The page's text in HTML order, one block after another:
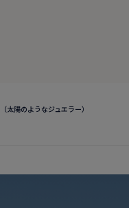
太陽のようなジュエラー）